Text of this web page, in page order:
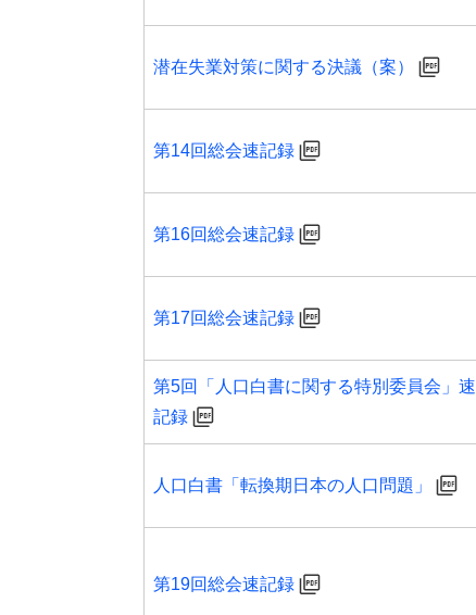
潜在失業対策に関する決議（案）
第14回総会速記録
第16回総会速記録
第17回総会速記録
第5回「人口白書に関する特別委員会」速
記録
人口白書「転換期日本の人口問題」
第19回総会速記録